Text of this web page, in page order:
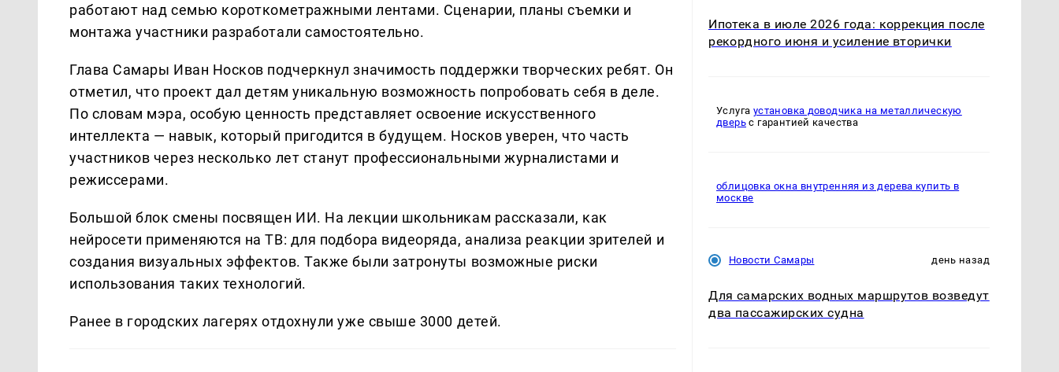
работают над семью короткометражными лентами. Сценарии, планы съемки и
монтажа участники разработали самостоятельно.
Глава Самары Иван Носков подчеркнул значимость поддержки творческих ребят. Он
отметил, что проект дал детям уникальную возможность попробовать себя в деле.
По словам мэра, особую ценность представляет освоение искусственного
интеллекта — навык, который пригодится в будущем. Носков уверен, что часть
участников через несколько лет станут профессиональными журналистами и
режиссерами.
Большой блок смены посвящен ИИ. На лекции школьникам рассказали, как
нейросети применяются на ТВ: для подбора видеоряда, анализа реакции зрителей и
создания визуальных эффектов. Также были затронуты возможные риски
использования таких технологий.
Ранее в городских лагерях отдохнули уже свыше 3000 детей.
Ипотека в июле 2026 года: коррекция после
рекордного июня и усиление вторички
Услуга установка доводчика на металлическую
дверь с гарантией качества
облицовка окна внутренняя из дерева купить в
москве
Новости Самары день назад
Для самарских водных маршрутов возведут
два пассажирских судна